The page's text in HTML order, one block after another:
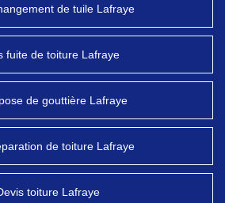
de tuile Lafraye
fuite de toiture Lafraye
de gouttière Lafraye
de toiture Lafraye
toiture Lafraye